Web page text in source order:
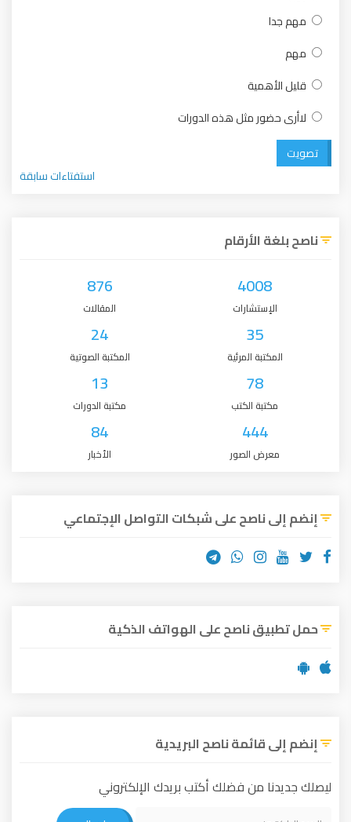
مهم جدا
مهم
قليل الأهمية
لاأرى حضور مثل هذه الدورات
تصويت
استفتاءات سابقة
ناصح بلغة الأرقام
4008
الإستشارات
876
المقالات
35
المكتبة المرئية
24
المكتبة الصوتية
78
مكتبة الكتب
13
مكتبة الدورات
444
معرض الصور
84
الأخبار
إنضم إلى ناصح على شبكات التواصل الإجتماعي
حمل تطبيق ناصح على الهواتف الذكية
إنضم إلى قائمة ناصح البريدية
ليصلك جديدنا من فضلك أكتب بريدك الإلكتروني